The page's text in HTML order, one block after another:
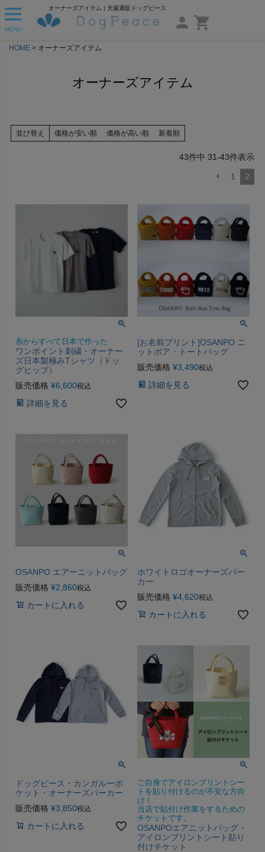
MENU
オーナーズアイテム | 犬服通販ドッグピース
HOME オーナーズアイテム
オーナーズアイテム
並び替え 価格が安い順 価格が高い順 新着順
43件中 31-43件表示
1 2
糸からすべて日本で作った
ワンポイント刺繍・オーナー
ズ日本製極みTシャツ（ドッ
グヒップ）
販売価格 ¥6,600税込
詳細を見る
[お名前プリント]OSANPO ニ
ットボア・トートバッグ
販売価格 ¥3,490税込
詳細を見る
OSANPO エアーニットバッグ
販売価格 ¥2,860税込
カートに入れる
ホワイトロゴオーナーズパー
カー
販売価格 ¥4,620税込
カートに入れる
ドッグピース・カンガルーポ
ケット・オーナーズパーカー
販売価格 ¥3,850税込
カートに入れる
ご自身でアイロンプリントシー
トを貼り付けるのが不安な方向
け！
当店で貼付け作業をするための
チケットです。
OSANPOエアニットバッグ・
アイロンプリントシート貼り
付けチケット